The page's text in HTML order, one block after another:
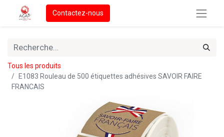
Contactez-nous
Tous les produits
E1083 Rouleau de 500 étiquettes adhésives SAVOIR FAIRE
FRANCAIS